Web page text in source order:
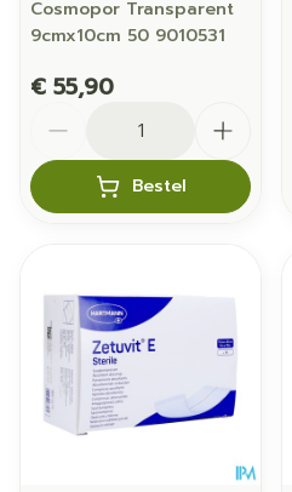
Cosmopor Transparent
9cmx10cm 50 9010531
€ 55,90
Bestel